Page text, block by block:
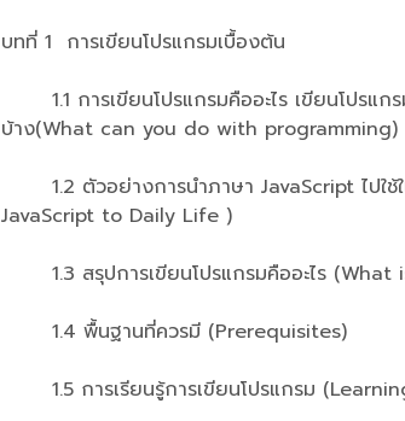
บทที่ 1 การเขียนโปรแกรมเบื้องต้น
1.1 การเขียนโปรแกรมคืออะไร เขียนโปรแกร
บ้าง(What can you do with programming)
1.2 ตัวอย่างการนำภาษา JavaScript ไปใช้
JavaScript to Daily Life )
1.3 สรุปการเขียนโปรแกรมคืออะไร (What
1.4 พื้นฐานที่ควรมี (Prerequisites)
1.5 การเรียนรู้การเขียนโปรแกรม